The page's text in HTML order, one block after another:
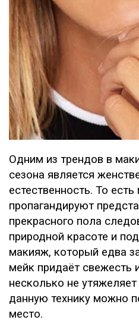
Одним из трендов в
сезона является
естественность. То
пропагандируют
прекрасного пола
природной красоте и
макияж, который едва
мейк придаёт свежесть
несколько не
данную технику можно
место.